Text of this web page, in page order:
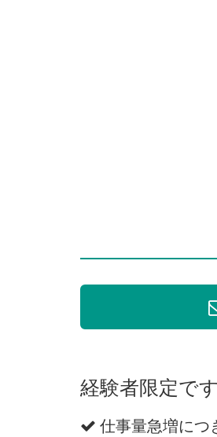
経験者限定で
仕事量急増につ